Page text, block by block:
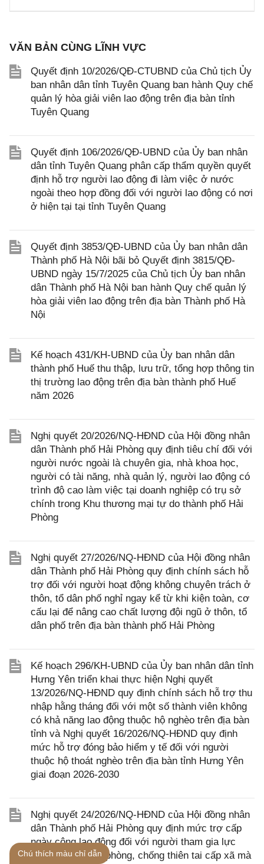
VĂN BẢN CÙNG LĨNH VỰC
Quyết định 10/2026/QĐ-CTUBND của Chủ tịch Ủy
ban nhân dân tỉnh Tuyên Quang ban hành Quy chế
quản lý hòa giải viên lao động trên địa bàn tỉnh
Tuyên Quang
Quyết định 106/2026/QĐ-UBND của Ủy ban nhân
dân tỉnh Tuyên Quang phân cấp thẩm quyền quyết
định hỗ trợ người lao động đi làm việc ở nước
ngoài theo hợp đồng đối với người lao động có nơi
ở hiện tại tại tỉnh Tuyên Quang
Quyết định 3853/QĐ-UBND của Ủy ban nhân dân
Thành phố Hà Nội bãi bỏ Quyết định 3815/QĐ-
UBND ngày 15/7/2025 của Chủ tịch Ủy ban nhân
dân Thành phố Hà Nội ban hành Quy chế quản lý
hòa giải viên lao động trên địa bàn Thành phố Hà
Nội
Kế hoạch 431/KH-UBND của Ủy ban nhân dân
thành phố Huế thu thập, lưu trữ, tổng hợp thông tin
thị trường lao động trên địa bàn thành phố Huế
năm 2026
Nghị quyết 20/2026/NQ-HĐND của Hội đồng nhân
dân Thành phố Hải Phòng quy định tiêu chí đối với
người nước ngoài là chuyên gia, nhà khoa học,
người có tài năng, nhà quản lý, người lao động có
trình độ cao làm việc tại doanh nghiệp có trụ sở
chính trong Khu thương mại tự do thành phố Hải
Phòng
Nghị quyết 27/2026/NQ-HĐND của Hội đồng nhân
dân Thành phố Hải Phòng quy định chính sách hỗ
trợ đối với người hoạt động không chuyên trách ở
thôn, tổ dân phố nghỉ ngay kể từ khi kiện toàn, cơ
cấu lại để nâng cao chất lượng đội ngũ ở thôn, tổ
dân phố trên địa bàn thành phố Hải Phòng
Kế hoạch 296/KH-UBND của Ủy ban nhân dân tỉnh
Hưng Yên triển khai thực hiện Nghị quyết
13/2026/NQ-HĐND quy định chính sách hỗ trợ thu
nhập hằng tháng đối với một số thành viên không
có khả năng lao động thuộc hộ nghèo trên địa bàn
tỉnh và Nghị quyết 16/2026/NQ-HĐND quy định
mức hỗ trợ đóng bảo hiểm y tế đối với người
thuộc hộ thoát nghèo trên địa bàn tỉnh Hưng Yên
giai đoạn 2026-2030
Nghị quyết 24/2026/NQ-HĐND của Hội đồng nhân
dân Thành phố Hải Phòng quy định mức trợ cấp
ngày công lao động đối với người tham gia lực
lượng xung kích phòng, chống thiên tai cấp xã mà
Chú thích màu chỉ dẫn